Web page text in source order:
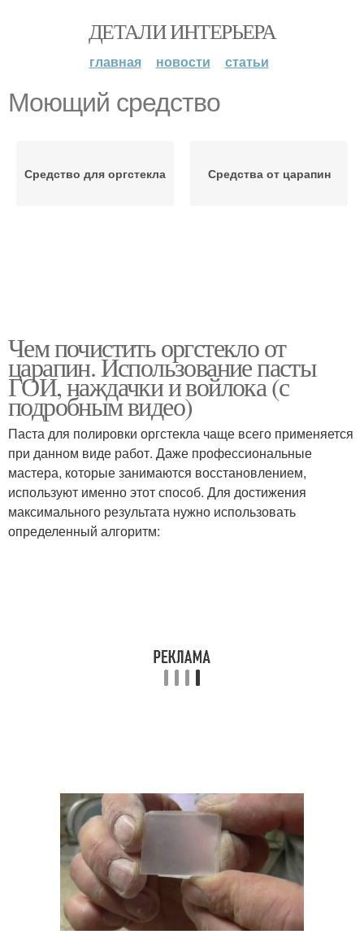
ДЕТАЛИ ИНТЕРЬЕРА
главная новости статьи
Моющий средство
Средство для оргстекла Средства от царапин
Чем почистить оргстекло от
царапин. Использование пасты
ГОИ, наждачки и войлока (с
подробным видео)
Паста для полировки оргстекла чаще всего применяется
при данном виде работ. Даже профессиональные
мастера, которые занимаются восстановлением,
используют именно этот способ. Для достижения
максимального результата нужно использовать
определенный алгоритм: